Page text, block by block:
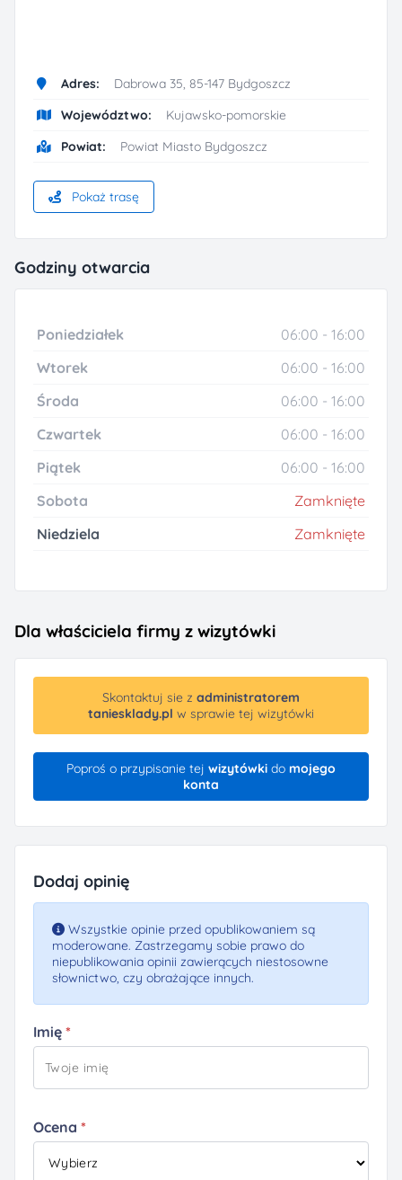
Adres:
Dabrowa 35, 85-147 Bydgoszcz
Województwo:
Kujawsko-pomorskie
Powiat:
Powiat Miasto Bydgoszcz
Pokaż trasę
Godziny otwarcia
Poniedziałek
06:00 - 16:00
Wtorek
06:00 - 16:00
Środa
06:00 - 16:00
Czwartek
06:00 - 16:00
Piątek
06:00 - 16:00
Sobota
Zamknięte
Niedziela
Zamknięte
Dla właściciela firmy z wizytówki
Skontaktuj sie z administratorem
taniesklady.pl w sprawie tej wizytówki
Poproś o przypisanie tej wizytówkido mojego
konta
Dodaj opinię
Wszystkie opinie przed opublikowaniem są
moderowane. Zastrzegamy sobie prawo do
niepublikowania opinii zawierących niestosowne
słownictwo, czy obrażające innych.
Imię
Ocena